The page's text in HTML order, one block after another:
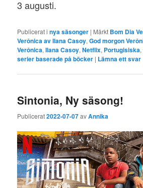
3 augusti.
Publicerat i nya säsonger | Märkt Bom Dia
Verônica av Ilana Casoy,God morgon
Verônica,Ilana Casoy,Netflix, Portugisiska,
serier baserade på böcker | Lämna ett svar
Sintonia, Ny säsong!
Publicerat2022-07-07avAnnika